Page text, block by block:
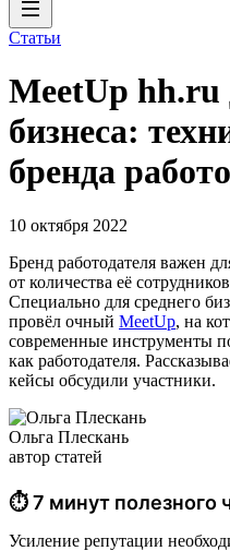
Статьи
MeetUp hh.ru
бизнеса:
бренда
10 октября 2022
Бренд работодателя важен
от количества её
Специально для среднего
провёл очный MeetUp, на
современные инструменты
как работодателя.
кейсы обсудили участники.
Ольга Плескань
автор статей
⏱ 7 минут полезного
Усиление репутации